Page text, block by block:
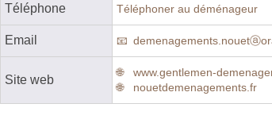
Téléphone Téléphoner au déménageur
Email
Site web
www.gentlemen-
nouetdemenagements.fr